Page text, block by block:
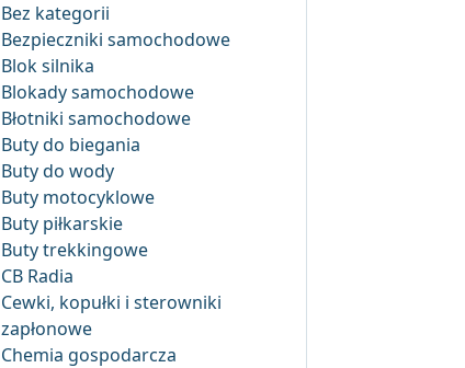
Bez kategorii
Bezpieczniki samochodowe
Blok silnika
Blokady samochodowe
Błotniki samochodowe
Buty do biegania
Buty do wody
Buty motocyklowe
Buty piłkarskie
Buty trekkingowe
CB Radia
Cewki, kopułki i sterowniki
zapłonowe
Chemia gospodarcza